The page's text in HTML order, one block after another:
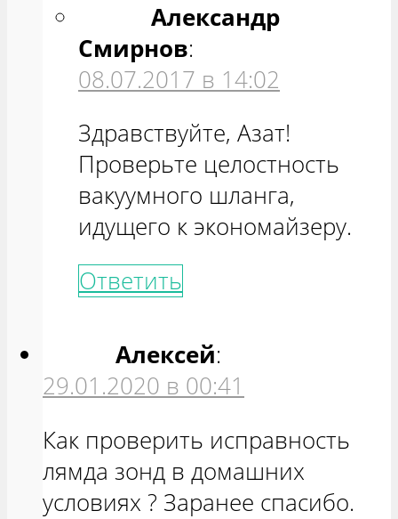
Александр
Смирнов:
08.07.2017 в 14:02
Здравствуйте, Азат!
Проверьте целостность
вакуумного шланга,
идущего к экономайзеру.
Ответить
Алексей:
29.01.2020 в 00:41
Как проверить исправность
лямда зонд в домашних
условиях ? Заранее спасибо.